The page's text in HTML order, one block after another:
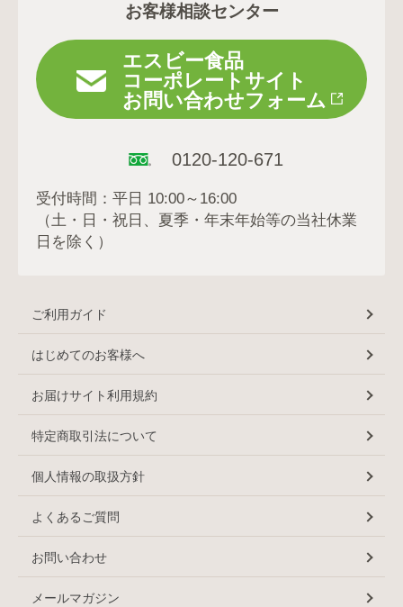
お客様相談センター
エスビー食品
コーポレートサイト
お問い合わせフォーム
0120-120-671
受付時間：平日 10:00～16:00
（土・日・祝日、夏季・年末年始等の当社休業
日を除く）
ご利用ガイド
はじめてのお客様へ
お届けサイト利用規約
特定商取引法について
個人情報の取扱方針
よくあるご質問
お問い合わせ
メールマガジン